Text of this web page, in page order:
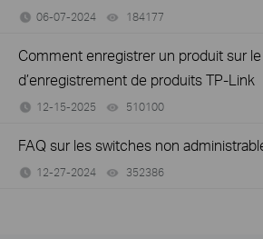
06-07-2024 184177
Comment enregistrer un produit sur
d’enregistrement de produits TP-Link
12-15-2025 510100
FAQ sur les switches non
12-27-2024 352386